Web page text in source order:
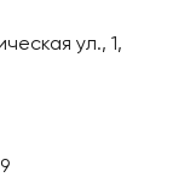
ул., 1,